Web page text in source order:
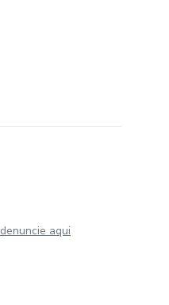
denuncie aqui